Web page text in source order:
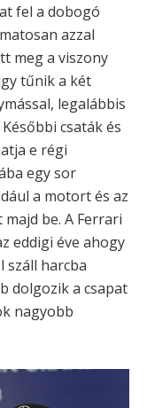
fel a dobogó
azzal
meg a viszony
tűnik a két
legalábbis
csaták és
e régi
egy sor
a motort és az
be. A Ferrari
eddigi éve ahogy
száll harcba
dolgozik a csapat
nagyobb